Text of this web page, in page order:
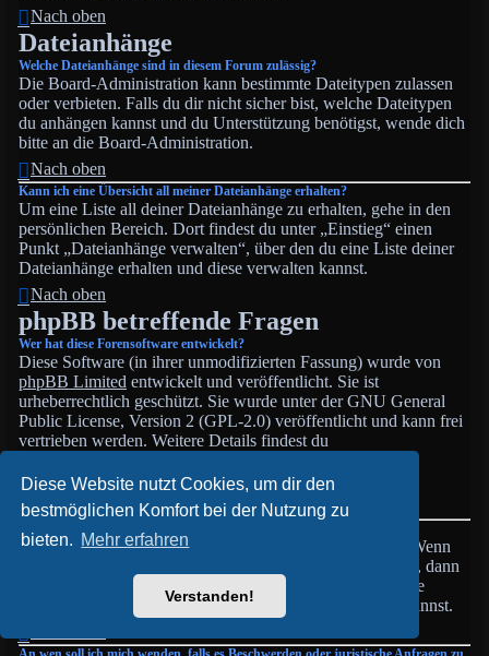
Diese Website nutzt Cookies, um dir den
bestmöglichen Komfort bei der Nutzung zu
bieten. Mehr erfahren
Verstanden!
Nach oben
Dateianhänge
Welche Dateianhänge sind in diesem Forum zulässig?
Die Board-Administration kann bestimmte Dateitypen zulassen
oder verbieten. Falls du dir nicht sicher bist, welche Dateitypen
du anhängen kannst und du Unterstützung benötigst, wende dich
bitte an die Board-Administration.
Nach oben
Kann ich eine Übersicht all meiner Dateianhänge erhalten?
Um eine Liste all deiner Dateianhänge zu erhalten, gehe in den
persönlichen Bereich. Dort findest du unter „Einstieg“ einen
Punkt „Dateianhänge verwalten“, über den du eine Liste deiner
Dateianhänge erhalten und diese verwalten kannst.
Nach oben
phpBB betreffende Fragen
Wer hat diese Forensoftware entwickelt?
Diese Software (in ihrer unmodifizierten Fassung) wurde von
phpBB Limited entwickelt und veröffentlicht. Sie ist
urheberrechtlich geschützt. Sie wurde unter der GNU General
Public License, Version 2 (GPL-2.0) veröffentlicht und kann frei
vertrieben werden. Weitere Details findest du
Anlaufstelle ist unterphpBB.dezu finden.
Nach oben
Diese Software wurde von phpBB Limited geschrieben. Wenn
du denkst, dass eine Funktion implementiert werden sollte, dann
, wo du deine Stimme für bestehende
Vorschläge abgeben oder neue Funktionen vorschlagen kannst.